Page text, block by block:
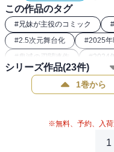
この作品のタグ
#兄妹が主役のコミック #
#2.5次元舞台化 #2025
# 鬼滅の刃関連作 #2024
#ダークファンタジー漫画
大正浪漫コミック #鬼
シリーズ作品(23件)
1巻から
※無料、予約、入荷
1